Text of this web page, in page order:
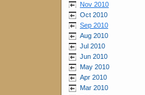
Nov 2010
Oct 2010
Sep 2010
Aug 2010
Jul 2010
Jun 2010
May 2010
Apr 2010
Mar 2010